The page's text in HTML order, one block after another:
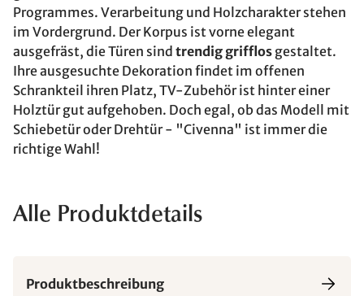
Programmes. Verarbeitung und Holzcharakter stehen
im Vordergrund. Der Korpus ist vorne elegant
ausgefräst, die Türen sind trendig grifflos gestaltet.
Ihre ausgesuchte Dekoration findet im offenen
Schrankteil ihren Platz, TV-Zubehör ist hinter einer
Holztür gut aufgehoben. Doch egal, ob das Modell mit
Schiebetür oder Drehtür - "Civenna" ist immer die
richtige Wahl!
Alle Produktdetails
Produktbeschreibung